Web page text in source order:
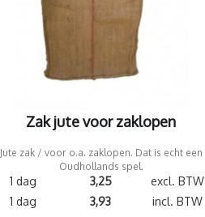
Zak jute voor zaklopen
Jute zak / voor o.a. zaklopen. Dat is echt een
Oudhollands spel.
1 dag 3,25
excl. BTW
1 dag
3,93 incl. BTW